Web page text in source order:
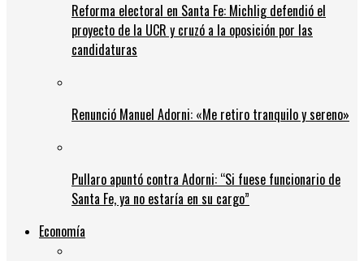
Reforma electoral en Santa Fe: Michlig defendió el
proyecto de la UCR y cruzó a la oposición por las
candidaturas
Renunció Manuel Adorni: «Me retiro tranquilo y sereno»
Pullaro apuntó contra Adorni: “Si fuese funcionario de
Santa Fe, ya no estaría en su cargo”
Economía